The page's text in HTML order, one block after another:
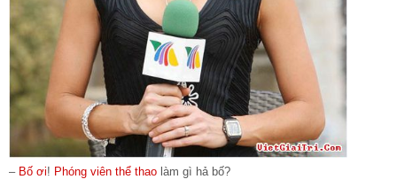
– Bố ơi! Phóng viên thể thao làm gì hả bố?